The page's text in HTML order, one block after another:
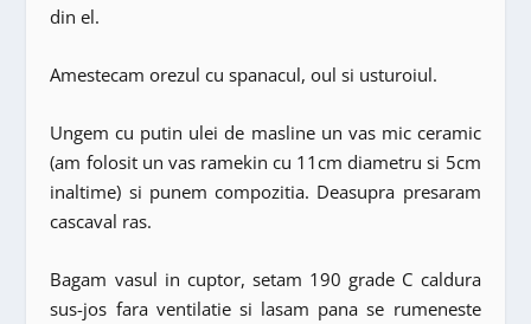
din el.
Amestecam orezul cu spanacul, oul si usturoiul.
Ungem cu putin ulei de masline un vas mic ceramic
(am folosit un vas ramekin cu 11cm diametru si 5cm
inaltime) si punem compozitia. Deasupra presaram
cascaval ras.
Bagam vasul in cuptor, setam 190 grade C caldura
sus-jos fara ventilatie si lasam pana se rumeneste